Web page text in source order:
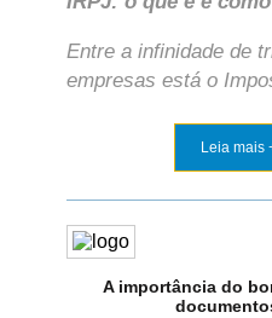
Entre a infinidade de
empresas está o
Leia mais
A importância do